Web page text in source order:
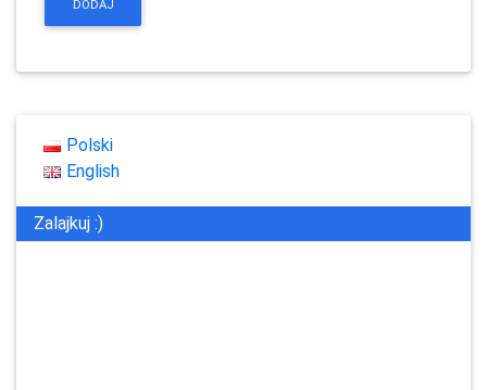
Polski
English
Zalajkuj :)